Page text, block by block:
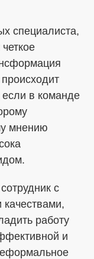
специалиста,
в команде
мнению
с
работу
и